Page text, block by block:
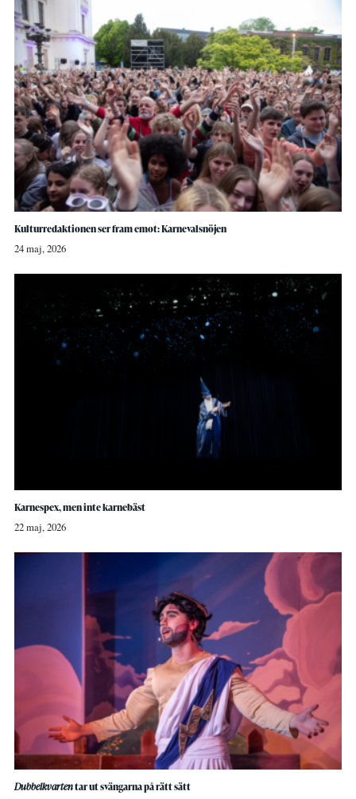
Kulturredaktionen ser fram emot: Karnevalsnöjen
24 maj, 2026
Karnespex, men inte karnebäst
22 maj, 2026
Dubbelkvartentar ut svängarna på rätt sätt